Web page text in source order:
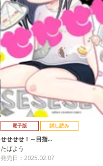
電子版 試し読み
せせせせ！～目指…
たばよう
発売日：2025.02.07